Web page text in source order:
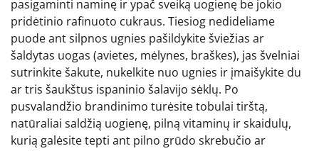
pasigaminti naminę ir ypač sveiką uogienę be jokio
pridėtinio rafinuoto cukraus. Tiesiog nedideliame
puode ant silpnos ugnies pašildykite šviežias ar
šaldytas uogas (avietes, mėlynes, braškes), jas švelniai
sutrinkite šakute, nukelkite nuo ugnies ir įmaišykite du
ar tris šaukštus ispaninio šalavijo sėklų. Po
pusvalandžio brandinimo turėsite tobulai tirštą,
natūraliai saldžią uogienę, pilną vitaminų ir skaidulų,
kurią galėsite tepti ant pilno grūdo skrebučio ar